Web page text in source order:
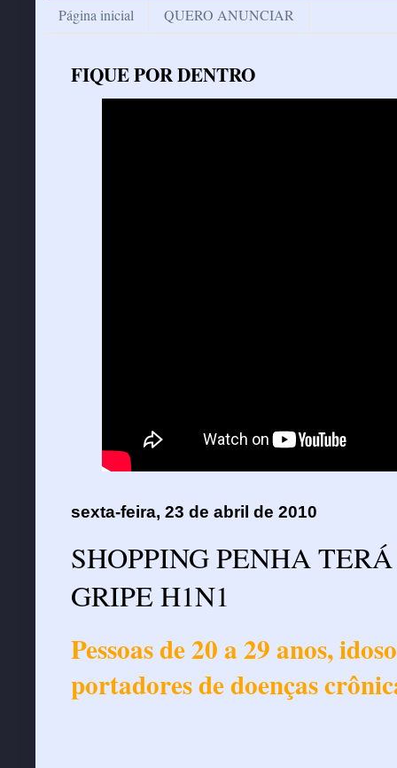
Página inicial QUERO ANUNCIAR
FIQUE POR DENTRO
sexta-feira, 23 de abril de 2010
SHOPPING PENHA
GRIPE H1N1
Pessoas de 20 a 29 anos,
portadores de doenças